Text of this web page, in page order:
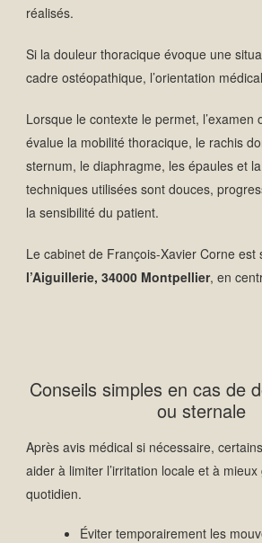
réalisés.
Si la douleur thoracique évoque une
cadre ostéopathique, l’orientation
Lorsque le contexte le permet, l’examen
évalue la mobilité thoracique, le rachis
sternum, le diaphragme, les épaules et
techniques utilisées sont douces,
la sensibilité du patient.
Le cabinet de François-Xavier Corne est
l’Aiguillerie, 34000 Montpellier, en
Conseils simples en cas de
ou sternale
Après avis médical si nécessaire,
aider à limiter l’irritation locale et à
quotidien.
Éviter temporairement les